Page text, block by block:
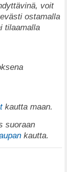
voit
ostamalla
tilaamalla
kautta maan.
suoraan
kautta.